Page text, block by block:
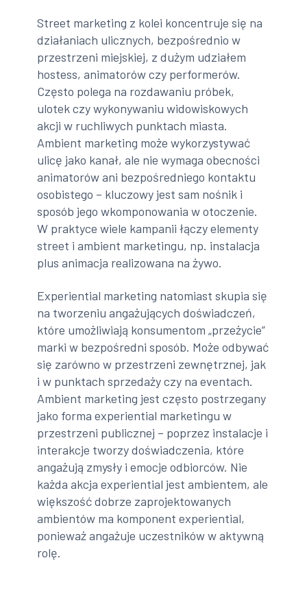
Street marketing z kolei koncentruje się na
działaniach ulicznych, bezpośrednio w
przestrzeni miejskiej, z dużym udziałem
hostess, animatorów czy performerów.
Często polega na rozdawaniu próbek,
ulotek czy wykonywaniu widowiskowych
akcji w ruchliwych punktach miasta.
Ambient marketing może wykorzystywać
ulicę jako kanał, ale nie wymaga obecności
animatorów ani bezpośredniego kontaktu
osobistego – kluczowy jest sam nośnik i
sposób jego wkomponowania w otoczenie.
W praktyce wiele kampanii łączy elementy
street i ambient marketingu, np. instalacja
plus animacja realizowana na żywo.
Experiential marketing natomiast skupia się
na tworzeniu angażujących doświadczeń,
które umożliwiają konsumentom „przeżycie”
marki w bezpośredni sposób. Może odbywać
się zarówno w przestrzeni zewnętrznej, jak
i w punktach sprzedaży czy na eventach.
Ambient marketing jest często postrzegany
jako forma experiential marketingu w
przestrzeni publicznej – poprzez instalacje i
interakcje tworzy doświadczenia, które
angażują zmysły i emocje odbiorców. Nie
każda akcja experiential jest ambientem, ale
większość dobrze zaprojektowanych
ambientów ma komponent experiential,
ponieważ angażuje uczestników w aktywną
rolę.